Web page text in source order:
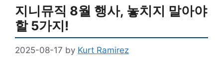
지니뮤직 8월 행사, 놓치지 말아야
할 5가지!
2025-08-17 by Kurt Ramirez